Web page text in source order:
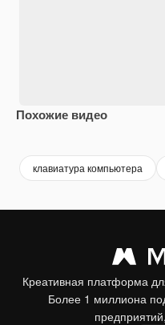
Похожие видео
клавиатура компьютера
Креативная платформа
Более 1 миллиона